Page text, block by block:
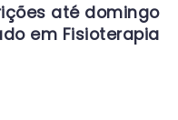
até domingo
em Fisioterapia